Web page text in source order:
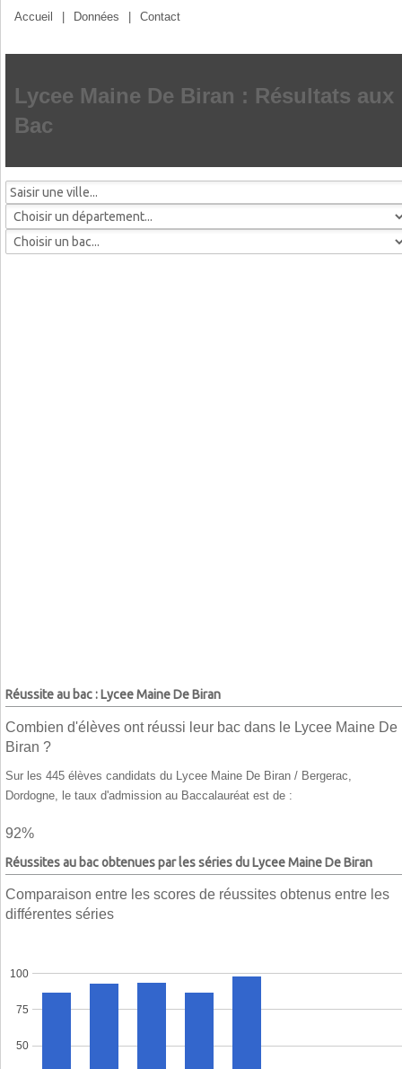
Accueil Données Contact
Lycee Maine De Biran : Résultats aux
Bac
Réussite au bac : Lycee Maine De Biran
Combien d'élèves ont réussi leur bac dans le Lycee Maine De
Biran ?
Sur les 445 élèves candidats du Lycee Maine De Biran / Bergerac,
Dordogne, le taux d'admission au Baccalauréat est de :
92%
Réussites au bac obtenues par les séries du Lycee Maine De Biran
Comparaison entre les scores de réussites obtenus entre les
différentes séries
50
75
100